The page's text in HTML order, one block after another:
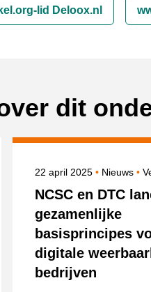
lid Deloox.nl
dit
NCSC en DTC
gezamenlijke
basisprincipes
digitale
bedrijven
Gepubliceerd op
22 april 2025 Categorie
Nieuws